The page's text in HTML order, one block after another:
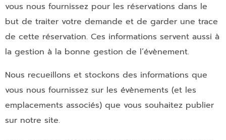
vous nous fournissez pour les réservations dans le
but de traiter votre demande et de garder une trace
de cette réservation. Ces informations servent aussi à
la gestion à la bonne gestion de l’évènement.
Nous recueillons et stockons des informations que
vous nous fournissez sur les évènements (et les
emplacements associés) que vous souhaitez publier
sur notre site.